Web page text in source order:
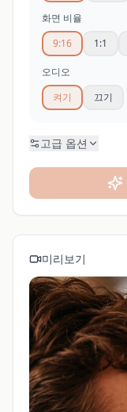
화면 비율
9:16
1:1
오디오
켜기
끄기
고급 옵션
미리보기